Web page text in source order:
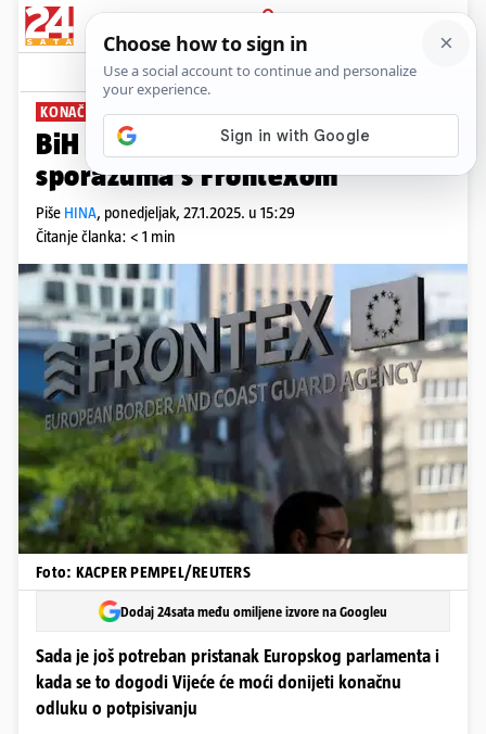
PRIJAVA
News Komentari
KONAČNA ODLUKA?
BiH na korak do potpisivanja
sporazuma s Frontexom
Piše HINA, ponedjeljak, 27.1.2025. u 15:29
Čitanje članka: < 1 min
Foto: KACPER PEMPEL/REUTERS
Dodaj 24sata među omiljene izvore na Googleu
Sada je još potreban pristanak Europskog parlamenta i
kada se to dogodi Vijeće će moći donijeti konačnu
odluku o potpisivanju